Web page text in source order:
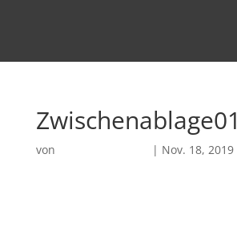
Zwischenablage01
von | Nov. 18, 2019